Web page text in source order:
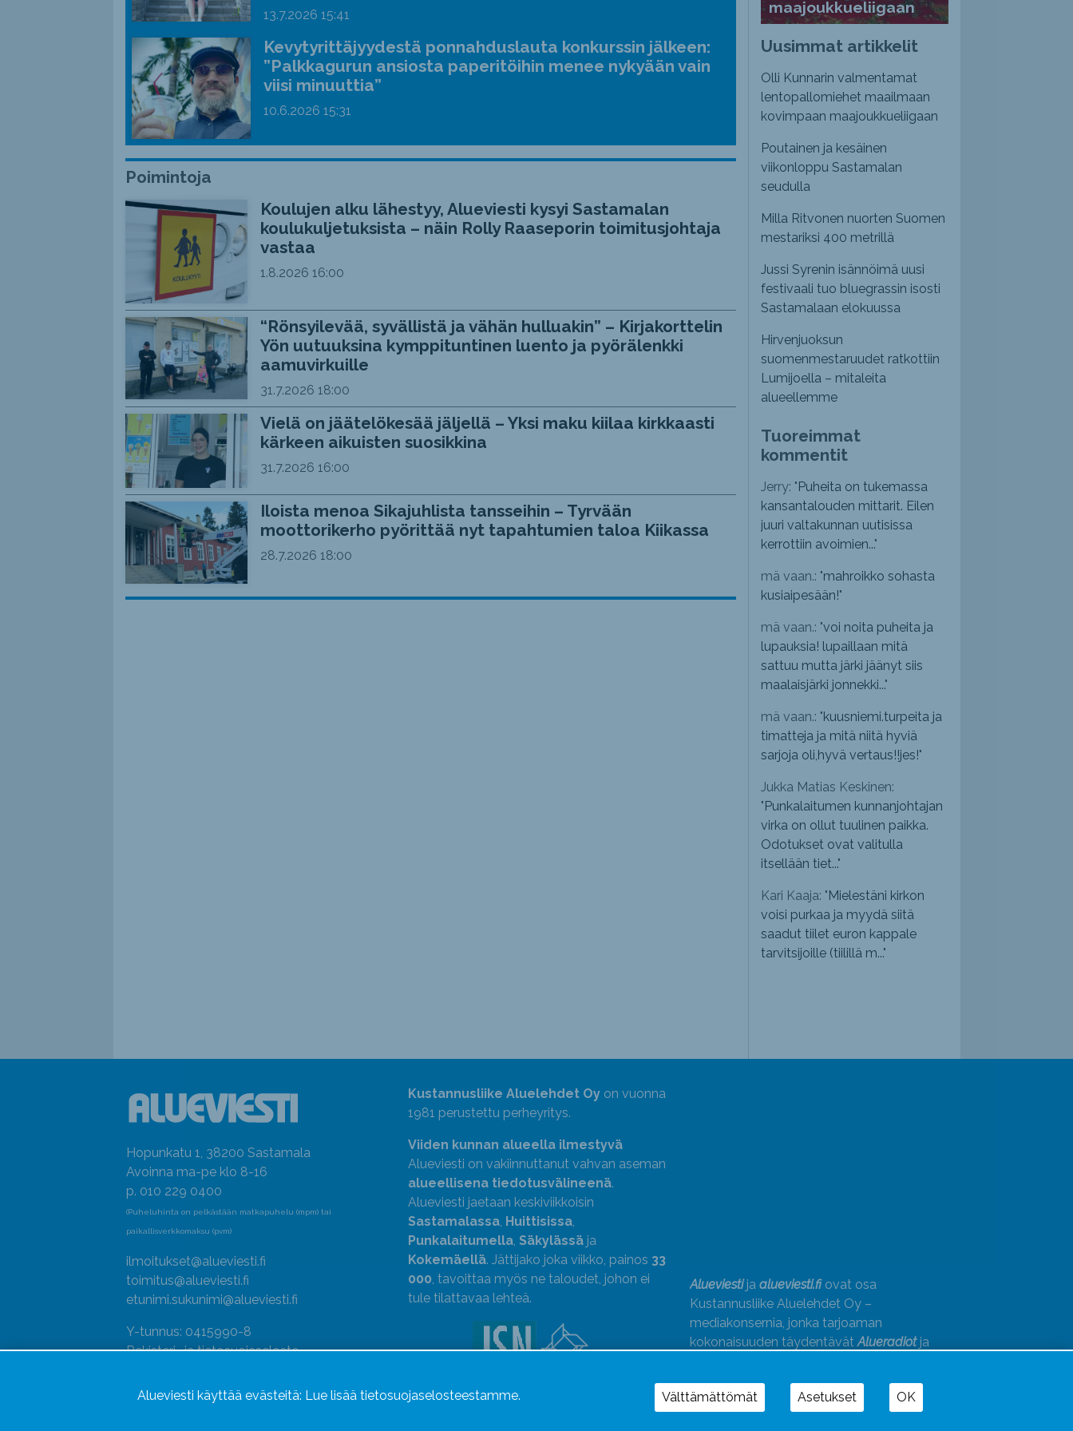
suuremmaksi
pienemmäksi.
13.7.2026 15:41
Kevytyrittäjyydestä ponnahduslauta konkurssin jälkeen:
”Palkkagurun ansiosta paperitöihin menee nykyään vain
viisi minuuttia”
10.6.2026 15:31
Poimintoja
Koulujen alku lähestyy, Alueviesti kysyi Sastamalan
koulukuljetuksista – näin Rolly Raaseporin toimitusjohtaja
vastaa
1.8.2026 16:00
“Rönsyilevää, syvällistä ja vähän hulluakin” – Kirjakorttelin
Yön uutuuksina kymppituntinen luento ja pyörälenkki
aamuvirkuille
31.7.2026 18:00
Vielä on jäätelökesää jäljellä – Yksi maku kiilaa kirkkaasti
kärkeen aikuisten suosikkina
31.7.2026 16:00
Iloista menoa Sikajuhlista tansseihin – Tyrvään
moottorikerho pyörittää nyt tapahtumien taloa Kiikassa
28.7.2026 18:00
maajoukkueliigaan
Uusimmat artikkelit
Olli Kunnarin valmentamat
lentopallomiehet maailmaan
kovimpaan maajoukkueliigaan
Poutainen ja kesäinen
viikonloppu Sastamalan
seudulla
Milla Ritvonen nuorten Suomen
mestariksi 400 metrillä
Jussi Syrenin isännöimä uusi
festivaali tuo bluegrassin isosti
Sastamalaan elokuussa
Hirvenjuoksun
suomenmestaruudet ratkottiin
Lumijoella – mitaleita
alueellemme
Tuoreimmat
kommentit
Jerry: " Puheita on tukemassa
kansantalouden mittarit. Eilen
juuri valtakunnan uutisissa
kerrottiin avoimien..."
mä vaan.: "mahroikko sohasta
kusiaipesään!"
mä vaan.: "voi noita puheita ja
lupauksia! lupaillaan mitä
sattuu mutta järki jäänyt siis
maalaisjärki jonnekki..."
mä vaan.: "kuusniemi.turpeita ja
timatteja ja mitä niitä hyviä
sarjoja oli,hyvä vertaus!!jes!"
Jukka Matias Keskinen:
" Punkalaitumen kunnanjohtajan
virka on ollut tuulinen paikka.
Odotukset ovat valitulla
itsellään tiet..."
Kari Kaaja: " Mielestäni kirkon
voisi purkaa ja myydä siitä
saadut tiilet euron kappale
tarvitsijoille (tiilillä m..."
Hopunkatu 1, 38200 Sastamala
Avoinna ma-pe klo 8-16
p. 010 229 0400
(Puheluhinta on pelkästään matkapuhelu (mpm) tai
paikallisverkkomaksu (pvm)
ilmoitukset@alueviesti.fi
toimitus@alueviesti.fi
etunimi.sukunimi@alueviesti.fi
Y-tunnus: 0415990-8
Rekisteri- ja tietosuojaseloste
Seuraa meitä
Kustannusliike Aluelehdet Oyon vuonna
1981 perustettu perheyritys.
Viiden kunnan alueella ilmestyvä
Alueviesti on vakiinnuttanut vahvan aseman
alueellisena tiedotusvälineenä.
Alueviesti jaetaan keskiviikkoisin
Sastamalassa, Huittisissa,
Punkalaitumella, Säkylässäja
Kokemäellä. Jättijako joka viikko, painos 33
000, tavoittaa myös ne taloudet, johon ei
tule tilattavaa lehteä.
Uutismedian Liiton jäsen. Noudatamme
Alueviestija alueviesti.fiovat osa
Kustannusliike Aluelehdet Oy –
mediakonsernia, jonka tarjoaman
kokonaisuuden täydentävätAlueradiotja
Alueviesti käyttää evästeitä: Lue lisää tietosuojaselosteestamme. Välttämättömät Asetukset OK